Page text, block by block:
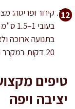
קירור ופריסה:
בתנועה ארוכה
20 דקות במקרר ואז לפרוס.
טיפים
יציבה ויפה